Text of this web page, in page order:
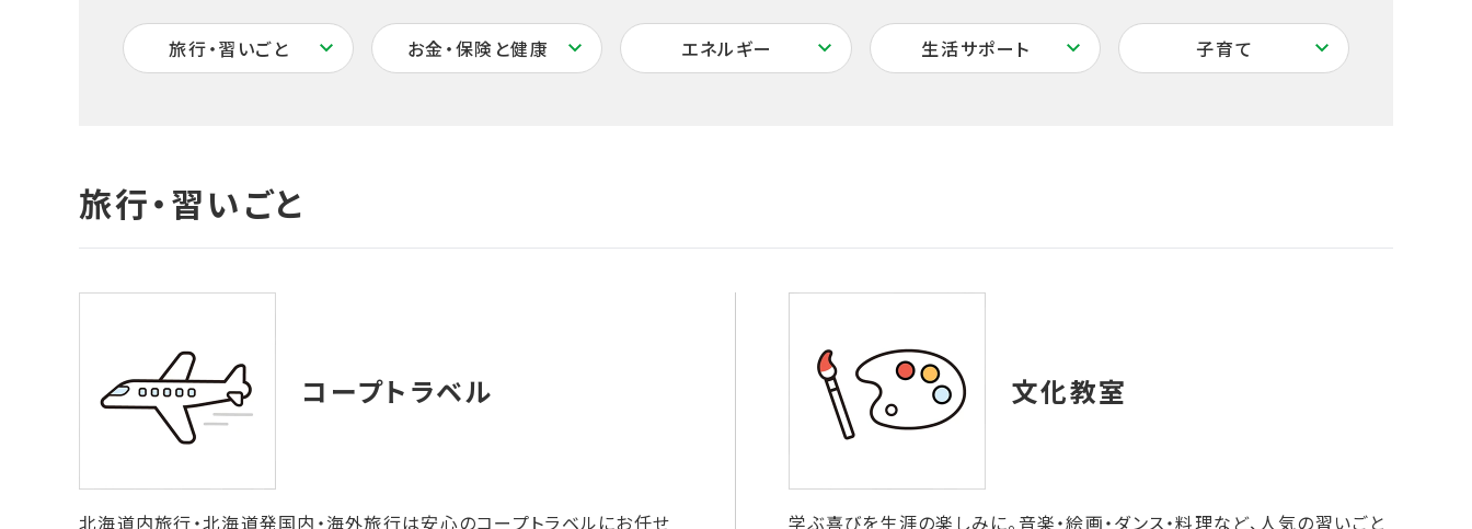
旅行・習いごと お金・保険と健康 エネルギー 生活サポート 子育て
北海道内旅行・北海道発国内・海外旅行は安心のコープトラベルにお任せ
学ぶ喜びを生涯の楽しみに。音楽・絵画・ダンス・料理など、人気の習いごと